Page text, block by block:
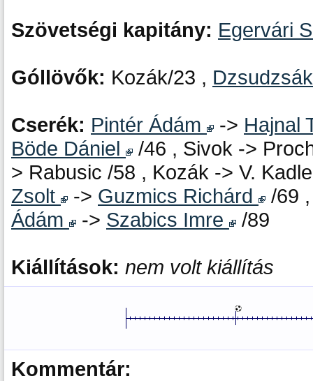
Szövetségi kapitány: Egervári
Góllövők: Kozák/23 ,
Cserék: Pintér Ádám -> Hajnal
Böde Dániel
/46 , Sivok ->
> Rabusic /58 , Kozák -> V.
Zsolt
-> Guzmics Richárd
/69
Ádám
-> Szabics Imre /89
Kiállítások: nem volt kiállítás
Kommentár: